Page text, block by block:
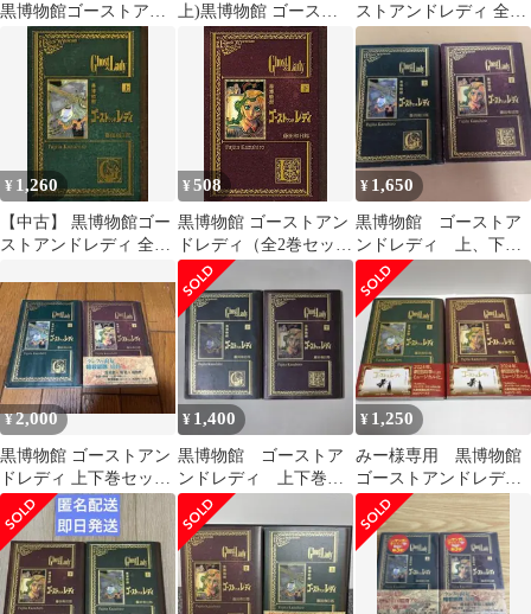
黒博物館ゴーストアン
ドレディ上下巻セット
上)黒博物館 ゴースト
アンドレディ / 藤田和
日郎
ストアンドレディ 全2
巻 完結 セット 藤田和
日郎 [レンタル落ち]
[コミック] [漫画]
¥ 1,260
【中古】 黒博物館ゴー
ストアンドレディ 全2
日郎 [レンタル落ち]
[コミック] [漫画]
¥508
黒博物館 ゴーストアン
ドレディ（全2巻セッ
ト・完結）藤田和日郎
¥ 1,650
黒博物館 ゴーストア
ンドレディ 上、下
巻 2冊セット 藤田和
日郎
¥2,000
黒博物館 ゴーストアン
ドレディ 上下巻セット
藤田和日郎
¥ 1,400
黒博物館 ゴーストア
ンドレディ 上下巻セ
ット（藤田和日郎）
¥ 1,250
みー様専用 黒博物館
ゴーストアンドレディ
上・下